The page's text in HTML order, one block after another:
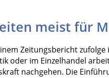
meist für
Zeitungsbericht
oder im Einzelhandel
nachgehen. Die